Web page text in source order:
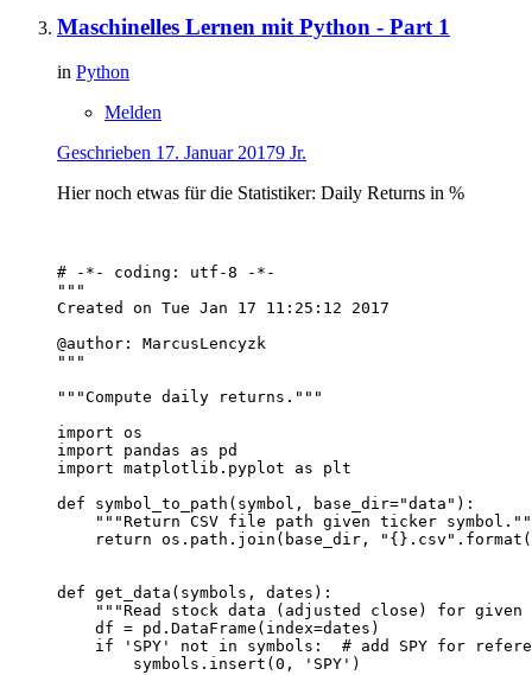
Maschinelles Lernen mit Python - Part 1
in Python
Melden
Geschrieben 17. Januar 20179 Jr.
Hier noch etwas für die Statistiker: Daily Returns in %
# -*- coding: utf-8 -*-
"""
Created on Tue Jan 17 11:25:12 2017
@author: MarcusLencyzk
"""
"""Compute daily returns."""
import os
import pandas as pd
import matplotlib.pyplot as plt
def symbol_to_path(symbol, base_dir="data"):
"""Return CSV file path given ticker
return os.path.join(base_dir,
def get_data(symbols, dates):
"""Read stock data (adjusted close) for given
    df = pd.DataFrame(index=dates)
if 'SPY' not in symbols:  # add SPY for
        symbols.insert(0, 'SPY')